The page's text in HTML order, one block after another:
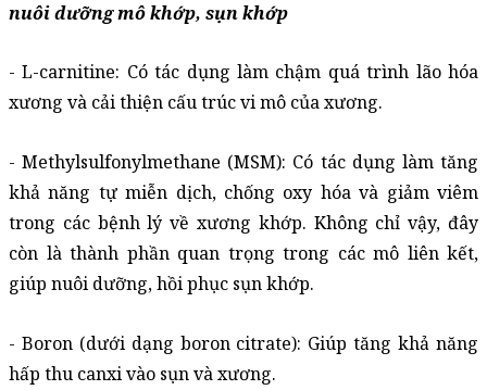
nuôi dưỡng mô khớp, sụn khớp
- L-carnitine: Có tác dụng làm chậm quá trình lão hóa
xương và cải thiện cấu trúc vi mô của xương.
- Methylsulfonylmethane (MSM): Có tác dụng làm tăng
khả năng tự miễn dịch, chống oxy hóa và giảm viêm
trong các bệnh lý về xương khớp. Không chỉ vậy, đây
còn là thành phần quan trọng trong các mô liên kết,
giúp nuôi dưỡng, hồi phục sụn khớp.
- Boron (dưới dạng boron citrate): Giúp tăng khả năng
hấp thu canxi vào sụn và xương.